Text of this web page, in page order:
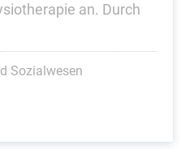
an. Durch
Sozialwesen